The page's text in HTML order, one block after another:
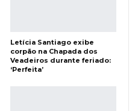
Letícia Santiago exibe
corpão na Chapada dos
Veadeiros durante feriado:
‘Perfeita’